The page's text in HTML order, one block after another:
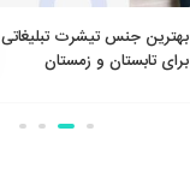
بهترین جنس تیشرت تبلیغاتی
برای تابستان و زمستان